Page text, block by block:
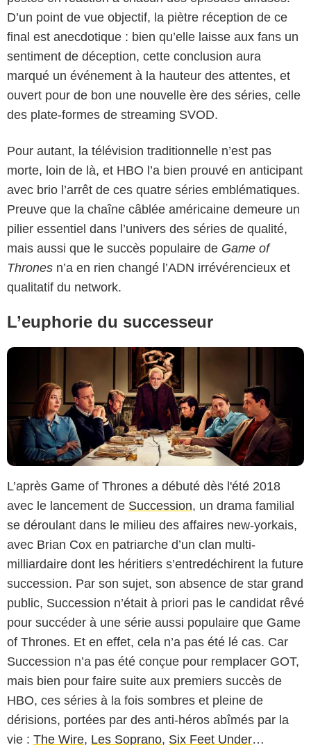
D’un point de vue objectif, la piètre réception de ce
final est anecdotique : bien qu’elle laisse aux fans un
sentiment de déception, cette conclusion aura
marqué un événement à la hauteur des attentes, et
ouvert pour de bon une nouvelle ère des séries, celle
des plate-formes de streaming SVOD.
Pour autant, la télévision traditionnelle n’est pas
morte, loin de là, et HBO l’a bien prouvé en anticipant
avec brio l’arrêt de ces quatre séries emblématiques.
Preuve que la chaîne câblée américaine demeure un
pilier essentiel dans l’univers des séries de qualité,
mais aussi que le succès populaire de Game of
Thrones n’a en rien changé l’ADN irrévérencieux et
qualitatif du network.
L’euphorie du successeur
HBO
L’après Game of Thrones a débuté dès l'été 2018
avec le lancement de Succession, un drama familial
se déroulant dans le milieu des affaires new-yorkais,
avec Brian Cox en patriarche d’un clan multi-
milliardaire dont les héritiers s’entredéchirent la future
succession. Par son sujet, son absence de star grand
public, Succession n’était à priori pas le candidat rêvé
pour succéder à une série aussi populaire que Game
of Thrones. Et en effet, cela n’a pas été lé cas. Car
Succession n’a pas été conçue pour remplacer GOT,
mais bien pour faire suite aux premiers succès de
HBO, ces séries à la fois sombres et pleine de
dérisions, portées par des anti-héros abîmés par la
vie : The Wire, Les Soprano, Six Feet Under…